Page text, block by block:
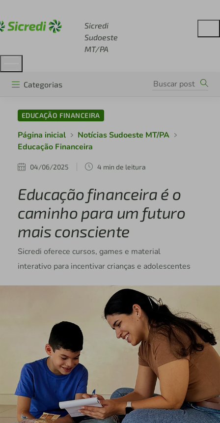
Sicredi
Sudoeste
MT/PA
Categorias
EDUCAÇÃO FINANCEIRA
Página inicial
Notícias Sudoeste MT/PA
Educação Financeira
04/06/2025 4 min de leitura
Educação financeira é o
caminho para um futuro
mais consciente
Sicredi oferece cursos, games e material
interativo para incentivar crianças e adolescentes